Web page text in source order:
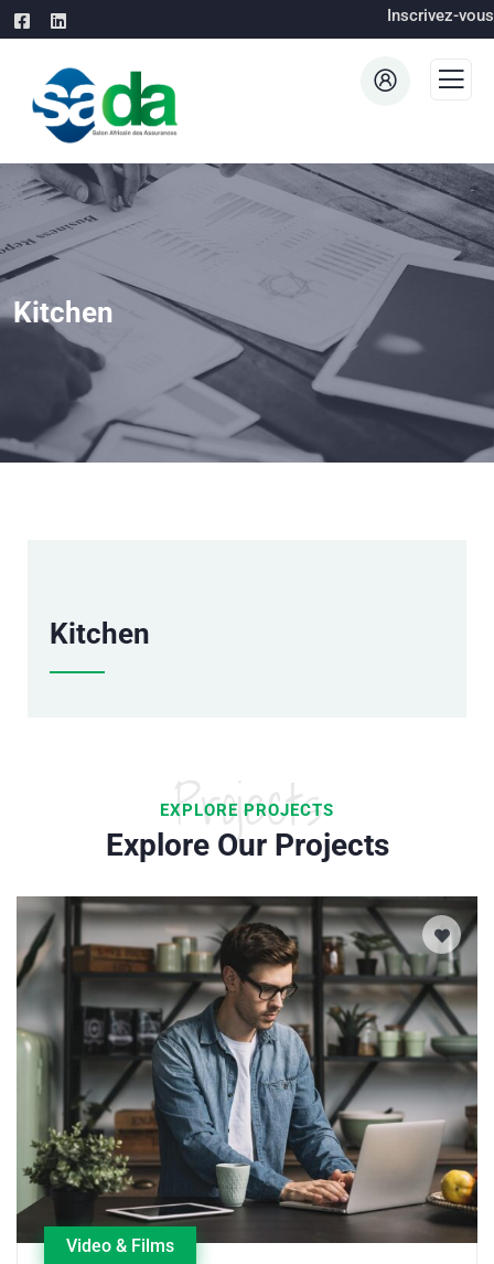
Inscrivez-vous
Kitchen
Kitchen
EXPLORE PROJECTS
Projects
Explore Our Projects
Video & Films